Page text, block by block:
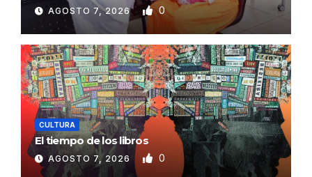
AGOSTO 7, 2026 0
CULTURA
El tiempo de los libros
AGOSTO 7, 2026 0